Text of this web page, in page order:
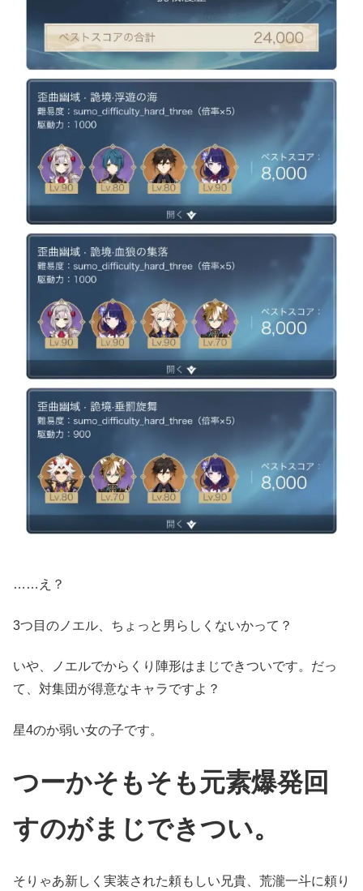
……え？
3つ目のノエル、ちょっと男らしくないかって？
いや、ノエルでからくり陣形はまじできついです。だっ
て、対集団が得意なキャラですよ？
星4のか弱い女の子です。
つーかそもそも元素爆発回
すのがまじできつい。
そりゃあ新しく実装された頼もしい兄貴、荒瀧一斗に頼り